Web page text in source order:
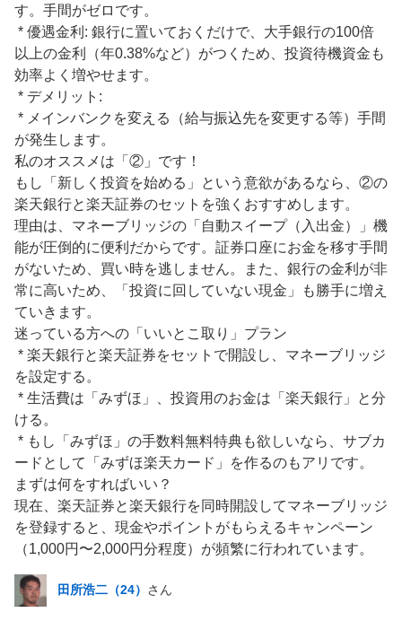
す。手間がゼロです。
以上の金利（年0.38%など）がつくため、投資待機資金も
効率よく増やせます。
が発生します。
私のオススメは「②」です！
もし「新しく投資を始める」という意欲があるなら、②の
楽天銀行と楽天証券のセットを強くおすすめします。
理由は、マネーブリッジの「自動スイープ（入出金）」機
能が圧倒的に便利だからです。証券口座にお金を移す手間
がないため、買い時を逃しません。また、銀行の金利が非
常に高いため、「投資に回していない現金」も勝手に増え
ていきます。
迷っている方への「いいとこ取り」プラン
を設定する。
ける。
ードとして「みずほ楽天カード」を作るのもアリです。
まずは何をすればいい？
現在、楽天証券と楽天銀行を同時開設してマネーブリッジ
を登録すると、現金やポイントがもらえるキャンペーン
（1,000円〜2,000円分程度）が頻繁に行われています。
田所浩二（24） さん